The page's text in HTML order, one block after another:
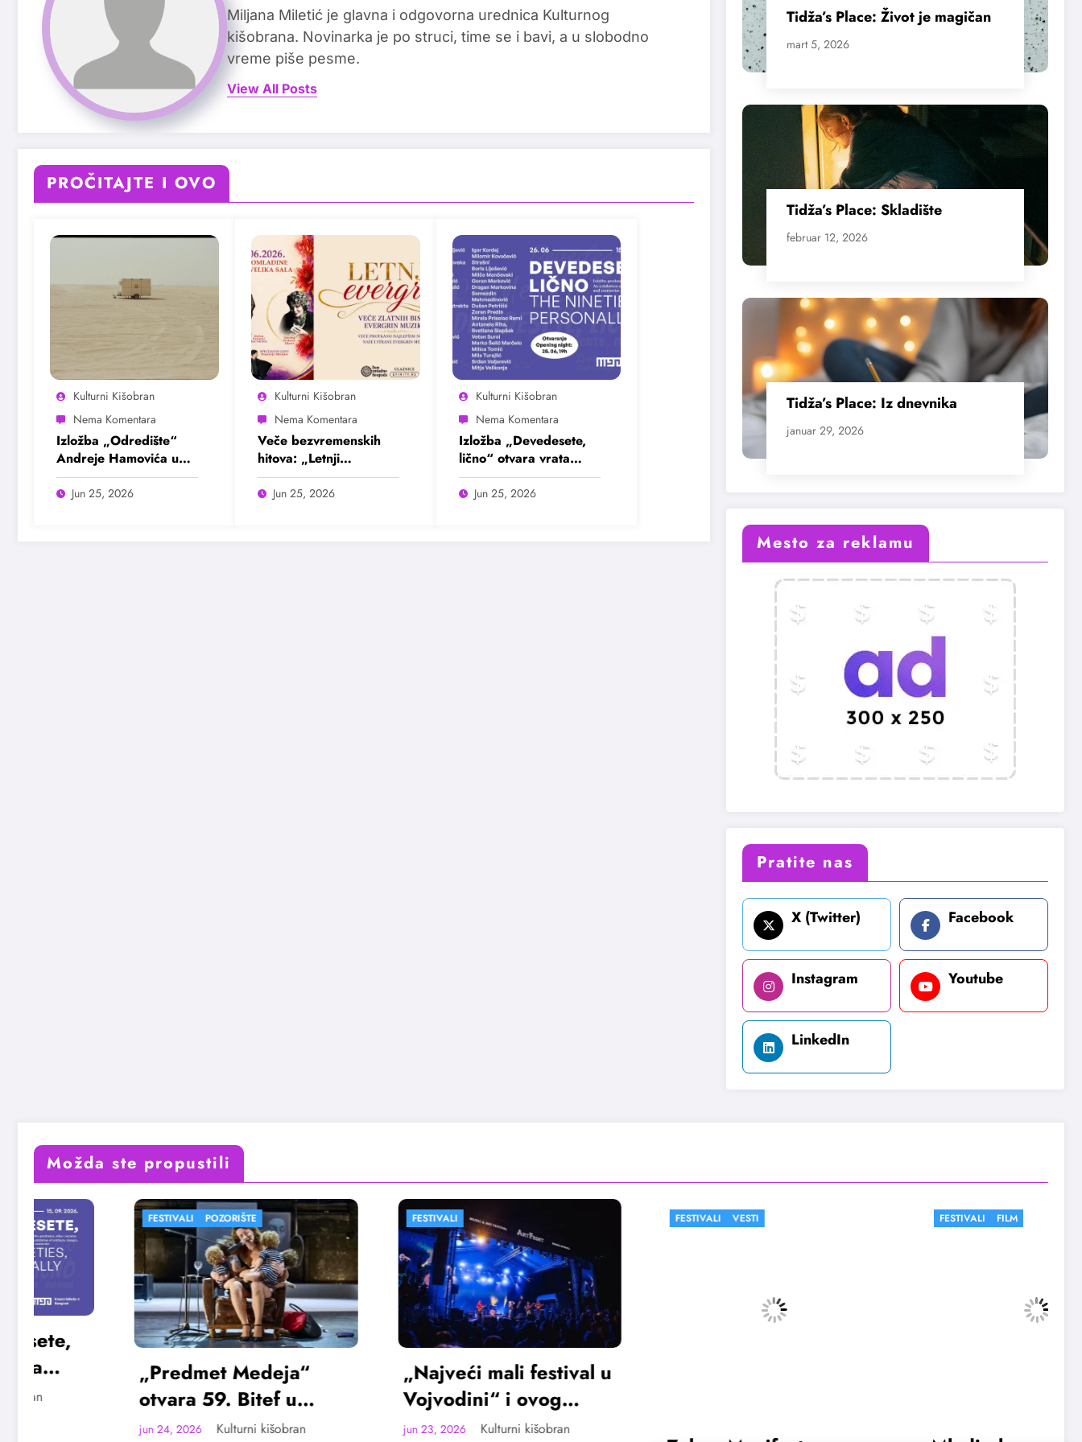
Miljana Miletić je glavna i odgovorna urednica Kulturnog
kišobrana. Novinarka je po struci, time se i bavi, a u slobodno
vreme piše pesme.
View All Posts
PROČITAJTE I OVO
Kulturni Kišobran
Izložba „Odredište“
Andreje Hamovića u
Bioskopu Balkan
Jun 25, 2026
Kulturni Kišobran
Veče bezvremenskih
hitova: „Letnji
evergrin“ u Domu
omladine Beograda
Jun 25, 2026
Kulturni Kišobran
Izložba „Devedesete,
lično“ otvara vrata
intimnim pričama jedne
burne decenije
Jun 25, 2026
Tidža’s Place: Život je magičan
mart 5, 2026
Tidža’s Place: Skladište
februar 12, 2026
Tidža’s Place: Iz dnevnika
januar 29, 2026
Mesto za reklamu
Pratite nas
X (Twitter) Facebook
Instagram Youtube
LinkedIn
Možda ste propustili
FESTIVALI POZORIŠTE
„Predmet Medeja“
otvara 59. Bitef u
septembruKulturni kišobran
FESTIVALI
„Najveći mali festival u
Vojvodini“ i ovog
avgusta u Sremskoj
Kulturni kišobran